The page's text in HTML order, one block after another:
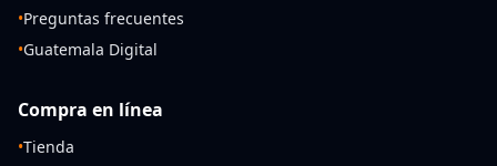
•Preguntas frecuentes
•Guatemala Digital
Compra en línea
•Tienda